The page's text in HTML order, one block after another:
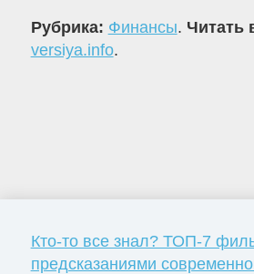
Рубрика: Финансы. Читать
versiya.info.
Кто-то все знал? ТОП-7
предсказаниями